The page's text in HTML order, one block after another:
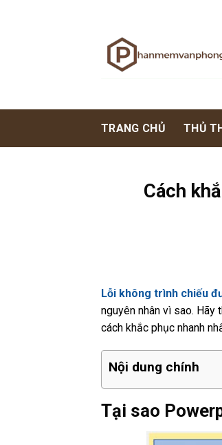
TRANG CHỦ THỦ
Cách
Lỗi không trình chiếu
nguyên nhân vì sao.
cách khắc phục nhanh
Nội dung chính
Tại sao